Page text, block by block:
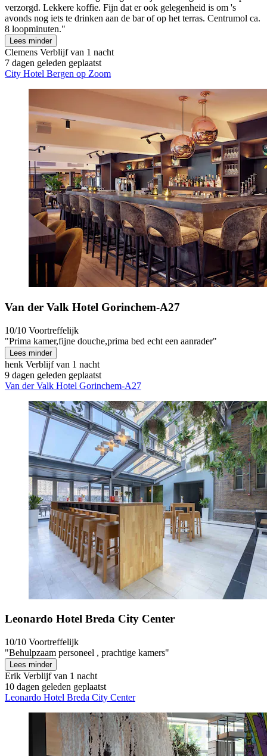
verzorgd. Lekkere koffie. Fijn dat er ook gelegenheid is om 's
avonds nog iets te drinken aan de bar of op het terras. Centrumol ca.
8 loopminuten."
Lees minder
Clemens Verblijf van 1 nacht
7 dagen geleden geplaatst
City Hotel Bergen op Zoom
Van der Valk Hotel Gorinchem-A27
10/10 Voortreffelijk
"Prima kamer,fijne douche,prima bed echt een aanrader"
Lees minder
henk Verblijf van 1 nacht
9 dagen geleden geplaatst
Van der Valk Hotel Gorinchem-A27
Leonardo Hotel Breda City Center
10/10 Voortreffelijk
"Behulpzaam personeel , prachtige kamers"
Lees minder
Erik Verblijf van 1 nacht
10 dagen geleden geplaatst
Leonardo Hotel Breda City Center